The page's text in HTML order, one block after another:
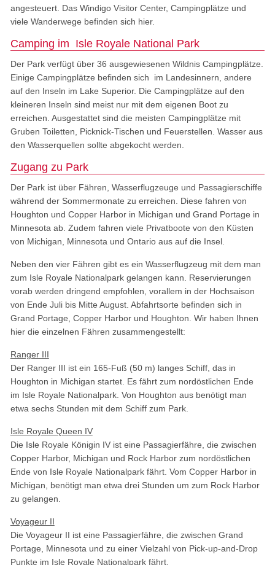
angesteuert. Das Windigo Visitor Center, Campingplätze und
viele Wanderwege befinden sich hier.
Camping im Isle Royale National Park
Der Park verfügt über 36 ausgewiesenen Wildnis Campingplätze.
Einige Campingplätze befinden sich im Landesinnern, andere
auf den Inseln im Lake Superior. Die Campingplätze auf den
kleineren Inseln sind meist nur mit dem eigenen Boot zu
erreichen. Ausgestattet sind die meisten Campingplätze mit
Gruben Toiletten, Picknick-Tischen und Feuerstellen. Wasser aus
den Wasserquellen sollte abgekocht werden.
Zugang zu Park
Der Park ist über Fähren, Wasserflugzeuge und Passagierschiffe
während der Sommermonate zu erreichen. Diese fahren von
Houghton und Copper Harbor in Michigan und Grand Portage in
Minnesota ab. Zudem fahren viele Privatboote von den Küsten
von Michigan, Minnesota und Ontario aus auf die Insel.
Neben den vier Fähren gibt es ein Wasserflugzeug mit dem man
zum Isle Royale Nationalpark gelangen kann. Reservierungen
vorab werden dringend empfohlen, vorallem in der Hochsaison
von Ende Juli bis Mitte August. Abfahrtsorte befinden sich in
Grand Portage, Copper Harbor und Houghton. Wir haben Ihnen
hier die einzelnen Fähren zusammengestellt:
Ranger III
Der Ranger III ist ein 165-Fuß (50 m) langes Schiff, das in
Houghton in Michigan startet. Es fährt zum nordöstlichen Ende
im Isle Royale Nationalpark. Von Houghton aus benötigt man
etwa sechs Stunden mit dem Schiff zum Park.
Isle Royale Queen IV
Die Isle Royale Königin IV ist eine Passagierfähre, die zwischen
Copper Harbor, Michigan und Rock Harbor zum nordöstlichen
Ende von Isle Royale Nationalpark fährt. Vom Copper Harbor in
Michigan, benötigt man etwa drei Stunden um zum Rock Harbor
zu gelangen.
Voyageur II
Die Voyageur II ist eine Passagierfähre, die zwischen Grand
Portage, Minnesota und zu einer Vielzahl von Pick-up-and-Drop
Punkte im Isle Royale Nationalpark fährt.